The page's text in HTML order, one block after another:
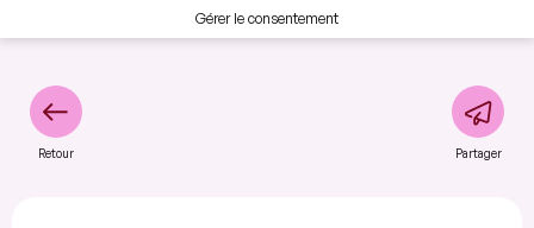
Gérer le consentement
Retour Partager